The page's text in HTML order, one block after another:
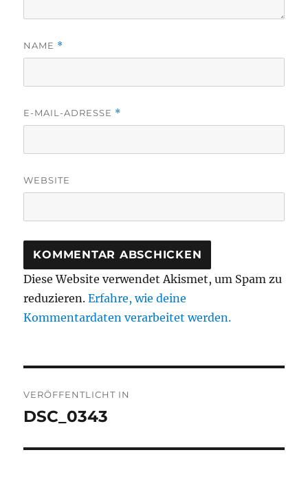
NAME *
E-MAIL-ADRESSE *
WEBSITE
Diese Website verwendet Akismet, um Spam zu
reduzieren.Erfahre, wie deine
Kommentardaten verarbeitet werden.
VERÖFFENTLICHT IN
DSC_0343